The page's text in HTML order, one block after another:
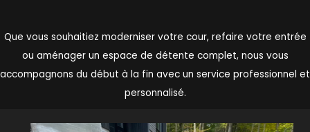
Que vous souhaitiez moderniser votre cour, refaire votre entrée
ou aménager un espace de détente complet, nous vous
accompagnons du début à la fin avec un service professionnel et
personnalisé.